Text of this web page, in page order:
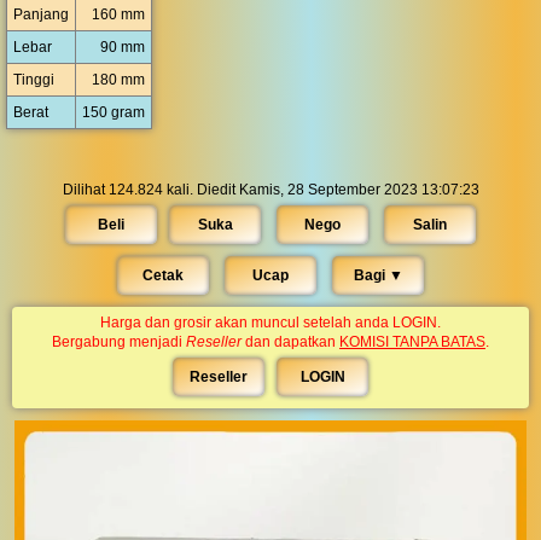
Panjang
160 mm
Lebar
90 mm
Tinggi
180 mm
Berat
150 gram
Dilihat 124.824 kali. Diedit Kamis, 28 September 2023 13:07:23
Beli Suka Nego Salin
Cetak Ucap Bagi ▼︎
Harga dan grosir akan muncul setelah anda LOGIN.
Bergabung menjadi Resellerdan dapatkan KOMISI TANPA BATAS.
Reseller LOGIN